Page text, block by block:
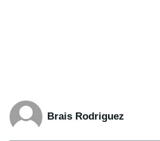
Brais Rodriguez